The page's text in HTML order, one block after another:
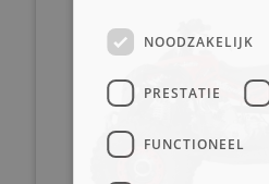
NOODZAKELIJK
PRESTATIE
FUNCTIONEEL